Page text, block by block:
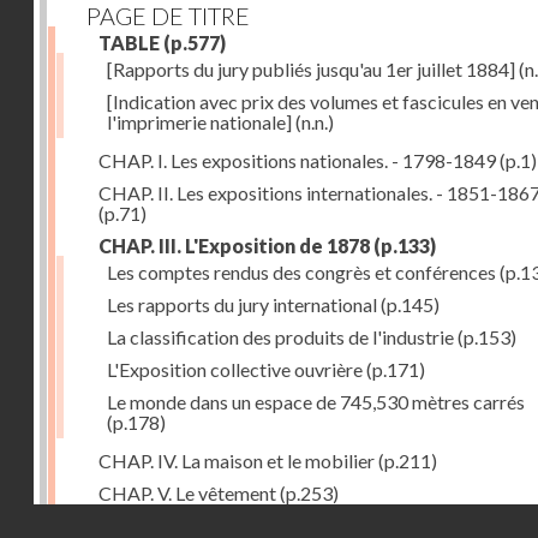
PAGE DE TITRE
TABLE (p.577)
[Rapports du jury publiés jusqu'au 1er juillet 1884]
[Indication avec prix des volumes et fascicules en
l'imprimerie nationale](n.n.)
CHAP. I. Les expositions nationales. - 1798-1849(p.1)
CHAP. II. Les expositions internationales. - 1851-
(p.71)
CHAP. III. L'Exposition de 1878 (p.133)
Les comptes rendus des congrès et conférences
Les rapports du jury international(p.145)
La classification des produits de l'industrie(p.153)
L'Exposition collective ouvrière(p.171)
Le monde dans un espace de 745,530 mètres carrés
(p.178)
CHAP. IV. La maison et le mobilier(p.211)
CHAP. V. Le vêtement(p.253)